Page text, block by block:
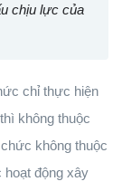
chịu lực của
chỉ thực hiện
không thuộc
không thuộc
động xây